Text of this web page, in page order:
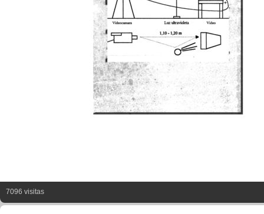
7096 visitas